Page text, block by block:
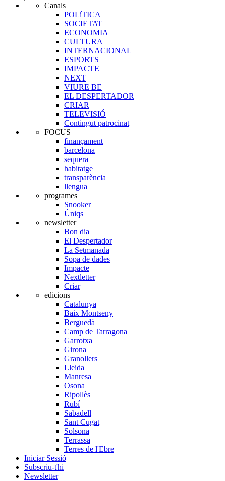
Canals
POLíTICA
SOCIETAT
ECONOMIA
CULTURA
INTERNACIONAL
ESPORTS
IMPACTE
NEXT
VIURE BE
EL DESPERTADOR
CRIAR
TELEVISIÓ
Contingut patrocinat
FOCUS
finançament
barcelona
sequera
habitatge
transparència
llengua
programes
Snooker
Úniqs
newsletter
Bon dia
El Despertador
La Setmanada
Sopa de dades
Impacte
Nextletter
Criar
edicions
Catalunya
Baix Montseny
Berguedà
Camp de Tarragona
Garrotxa
Girona
Granollers
Lleida
Manresa
Osona
Ripollès
Rubí
Sabadell
Sant Cugat
Solsona
Terrassa
Terres de l'Ebre
Iniciar Sessió
Subscriu-t'hi
Newsletter